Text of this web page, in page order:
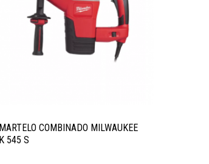
MARTELO COMBINADO MILWAUKEE
K 545 S